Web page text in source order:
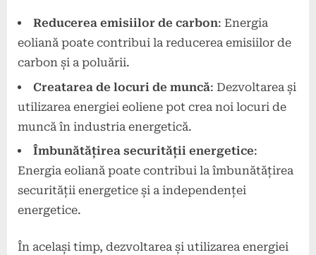
Reducerea emisiilor de carbon: Energia
eoliană poate contribui la reducerea emisiilor de
carbon și a poluării.
Creatarea de locuri de muncă: Dezvoltarea și
utilizarea energiei eoliene pot crea noi locuri de
muncă în industria energetică.
Îmbunătățirea securității energetice:
Energia eoliană poate contribui la îmbunătățirea
securității energetice și a independenței
energetice.
În același timp, dezvoltarea și utilizarea energiei